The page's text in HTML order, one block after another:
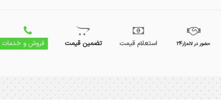
حضور در لاله‌زار24 استعلام قیمت تضمین قیمت فروش و خدمات